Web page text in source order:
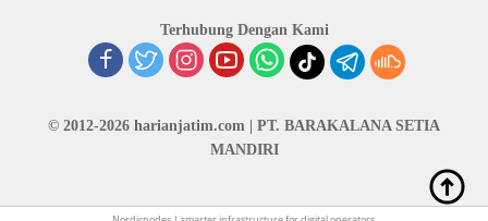
Terhubung Dengan Kami
© 2012-2026 harianjatim.com | PT. BARAKALANA SETIA
MANDIRI